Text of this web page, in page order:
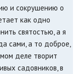
и сокрушению о
как одно
святостью, а я
сами, а то доброе,
деле творит
садовников, в